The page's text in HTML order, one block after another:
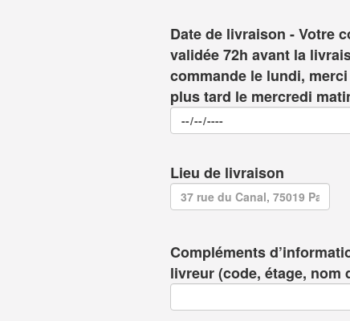
Date de livraison - Votre
validée 72h avant la
commande le lundi,
plus tard le mercredi
Lieu de livraison
Compléments
livreur (code, étage, nom